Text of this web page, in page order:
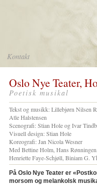
Kontakt
Oslo Nye Teater,
Poetisk musikal
Tekst og musikk: Lillebjørn Nilsen
Atle Halstensen
Scenografi: Stian Hole og Ivar
Visuell design: Stian Hole
Koreografi: Jan Nicola Wesner
Med Bettine Holm, Hans
Henriette Faye-Schjøll, Biniam G.
På Oslo Nye Teater er
morsom og melankolsk